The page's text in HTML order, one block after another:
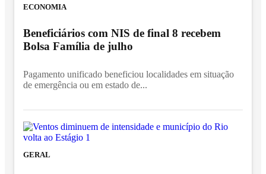
ECONOMIA
Beneficiários com NIS de final 8 recebem
Bolsa Família de julho
Pagamento unificado beneficiou localidades em situação
de emergência ou em estado de...
GERAL